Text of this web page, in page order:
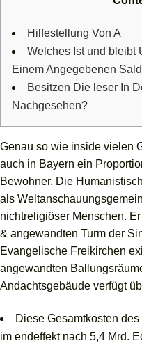
Hilfestellung Von A
Welches Ist und bleibt
Einem Angegebenen
Besitzen Die leser In
Nachgesehen?
Genau so wie inside vielen
auch in Bayern ein
Bewohner. Die
als
nichtreligiöser Menschen.
& angewandten Turm der
Evangelische Freikirchen
angewandten
Andachtsgebäude verfügt
Diese Gesamtkosten
im endeffekt nach 5,4 Mrd.